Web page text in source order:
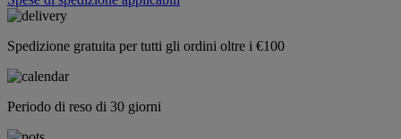
Spedizione gratuita per tutti gli ordini oltre i €100
Periodo di reso di 30 giorni